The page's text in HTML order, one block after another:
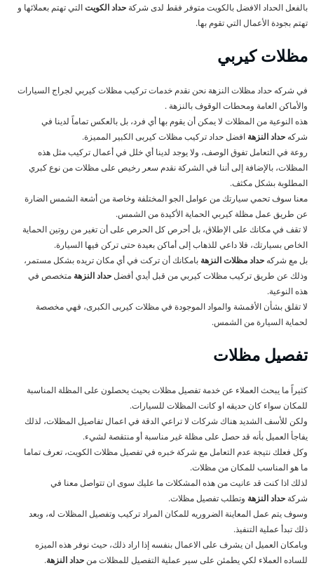
بالفعل الحداد الافضل بالكويت متوفر فقط لدى شركة حداد الكويتالتي تهتم بعملائها و
تهتم بجودة الأعمال التي تقوم بها.
مظلات كيربي
في شركه حداد مظلات النزهة نحن نقدم خدمات تركيب مظلات كيربي لجراج السيارات
والأماكن العامة ومحطات الوقوف بالنزهة .
هذه النوعية من المظلات لا يمكن أن يقوم بها أي فرد، بل بالعكس تماماً لدينا في
شركه حداد النزهة افضل حداد تركيب مظلات كيربى الكبير المميزة.
روعة في التعامل تفوق الوصف، ولا يوجد لدينا أي خلل في أعمال تركيب مثل هذه
المظلات، بالإضافة إلى أننا في الشركة نقدم سعر رخيص على مظلات من نوع كبري
المطلوبة بشكل مكثف.
معنا سوف تحمي سيارتك من عوامل الجو المختلفة وخاصة من أشعة الشمس الضارة
عن طريق عمل مظلة كيربي الحماية الأكيدة من الشمس.
لا تقف في مكانك على الإطلاق، بل أحرص كل الحرص على أن تغير من روتين الحماية
الخاص بسيارتك، فلا داعي للذهاب إلى أماكن بعيدة حتى تركن فيها السيارة.
بل مع شركه حداد مظلات النزهة بامكانك أن تركت في أي مكان تريده بشكل مستمر،
وذلك عن طريق تركيب مظلات كيربي من قبل أيدي أفضلحداد النزهة متخصص في
هذه النوعية.
لا تقلق بشأن الأقمشة والمواد الموجودة في مظلات كيربى الكبرى، فهي مخصصة
لحماية السيارة من الشمس.
تفصيل مظلات
كثيراً ما يبحث العملاء عن خدمة تفصيل مظلات بحيث يحصلون على المظلة المناسبة
للمكان سواء كان حديقه او كانت المظلات للسيارات.
ولكن للأسف الشديد هناك شركات لا تراعي الدقة في اعمال تفاصيل المظلات، لذلك
يفاجأ العميل بأنه قد حصل على مظلة غير مناسبة أو منتقصة لشيء.
وكل فعلك نتيجة عدم التعامل مع شركة خبره في تفصيل مظلات الكويت، تعرف تماما
ما هو المناسب للمكان من مظلات.
لذلك اذا كنت قد عانيت من هذه المشكلات ما عليك سوى ان تتواصل معنا في
شركة حداد النزهة وتطلب تفصيل مظلات.
وسوف يتم عمل المعاينة الضروريه للمكان المراد تركيب وتفصيل المظلات له، وبعد
ذلك تبدأ عملية التنفيذ.
وبامكان العميل ان يشرف على الاعمال بنفسه إذا اراد ذلك، حيث نوفر هذه الميزه
للساده العملاء لكي يطمئن على سير عملية التفصيل للمظلات من حداد النزهة.